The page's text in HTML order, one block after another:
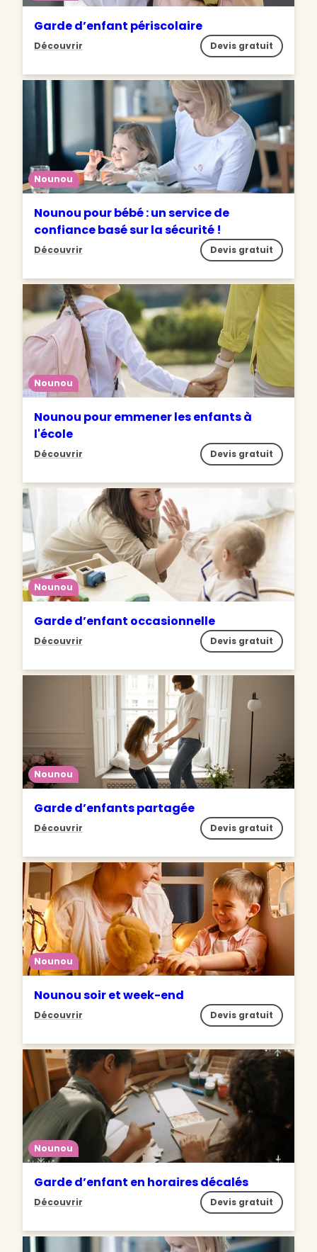
Garde d’enfant périscolaire
Découvrir Devis gratuit
Nounou
Nounou pour bébé : un service de
confiance basé sur la sécurité !
Découvrir Devis gratuit
Nounou
Nounou pour emmener les enfants à
l'école
Découvrir Devis gratuit
Nounou
Garde d’enfant occasionnelle
Découvrir Devis gratuit
Nounou
Garde d’enfants partagée
Découvrir Devis gratuit
Nounou
Nounou soir et week-end
Découvrir Devis gratuit
Nounou
Garde d’enfant en horaires décalés
Découvrir Devis gratuit